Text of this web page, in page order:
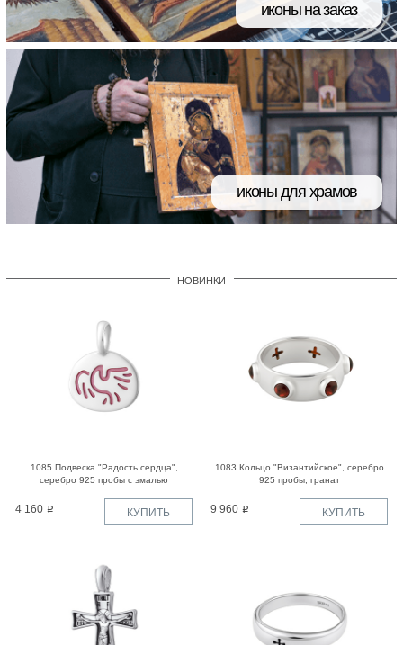
иконы на заказ
иконы для храмов
НОВИНКИ
1085 Подвеска "Радость сердца",
серебро 925 пробы с эмалью
4 160 КУПИТЬ
1083 Кольцо "Византийское", серебро
925 пробы, гранат
9 960 КУПИТЬ